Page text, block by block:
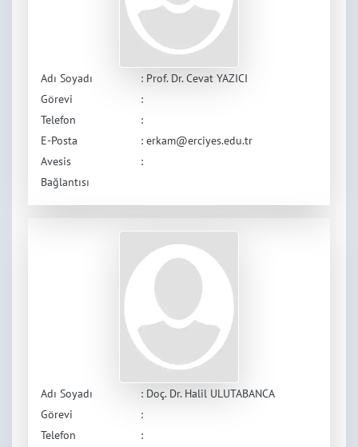
Adı Soyadı
: Prof. Dr. Cevat YAZICI
Görevi
:
Telefon
:
E-Posta
: erkam@erciyes.edu.tr
Avesis
Bağlantısı
:
Adı Soyadı
: Doç. Dr. Halil ULUTABANCA
Görevi
:
Telefon
: